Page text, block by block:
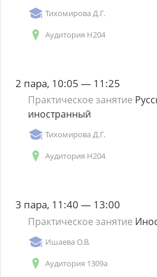
Тихомирова Д.Г.
Аудитория Н204
2 пара, 10:05 — 11:25
Практическое занятие
иностранный
Тихомирова Д.Г.
Аудитория Н204
3 пара, 11:40 — 13:00
Практическое занятие
Ишаева О.В.
Аудитория 1309а